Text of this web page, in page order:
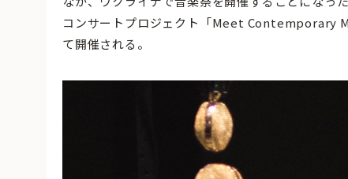
コンサートプロジェクト「Meet Contemporary
て開催される。